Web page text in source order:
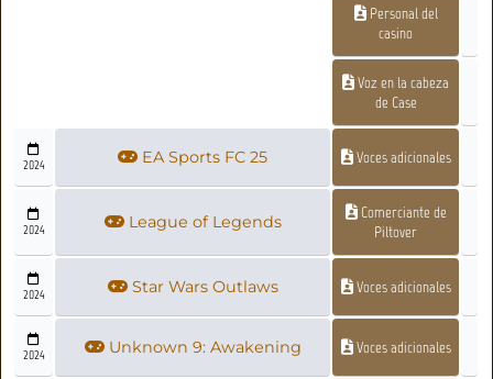
Personal del
casino
Voz en la cabeza
de Case
2024 EA Sports FC 25 Voces adicionales
2024 League of Legends
Comerciante de
Piltover
2024 Star Wars Outlaws Voces adicionales
2024 Unknown 9: Awakening Voces adicionales